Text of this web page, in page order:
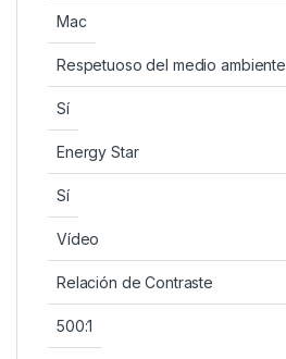
Mac
Respetuoso del medio ambiente
Sí
Energy Star
Sí
Vídeo
Relación de Contraste
500:1